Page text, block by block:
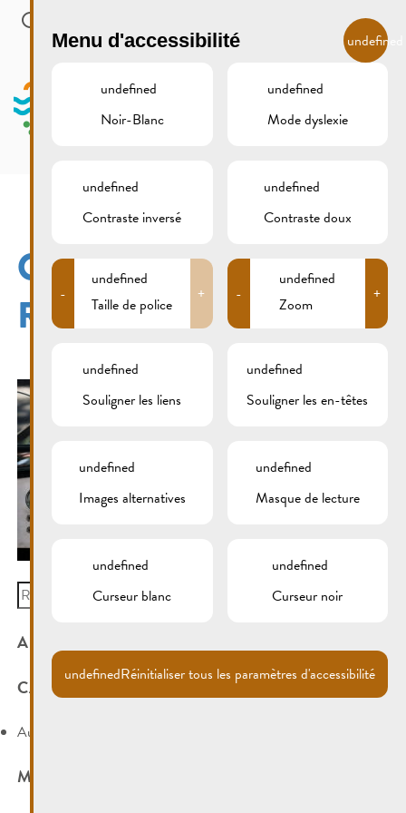
Skip to main content
MENU
OLDTIMER-TREFF
REMICH 10.07.2016
Search
for:
ARCHIVES
CATÉGORIES
Aucune catégorie
MÉTA
Menu d'accessibilité undefined
undefined
Noir-Blanc
undefined
Mode dyslexie
undefined
Contraste inversé
undefined
Contraste doux
-
undefined
Taille de police
+ -
undefined
Zoom
+
undefined
Souligner les liens
undefined
Souligner les en-têtes
undefined
Images alternatives
undefined
Masque de lecture
undefined
Curseur blanc
undefined
Curseur noir
undefinedRéinitialiser tous les paramètres d'accessibilité